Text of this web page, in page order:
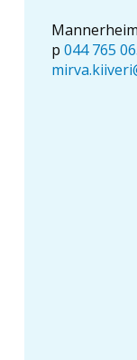
p 044 765